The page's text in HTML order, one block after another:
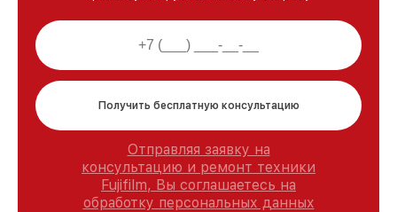
Получить бесплатную консультацию
Отправляя заявку на
консультацию и ремонт техники
Fujifilm, Вы соглашаетесь на
обработку персональных данных